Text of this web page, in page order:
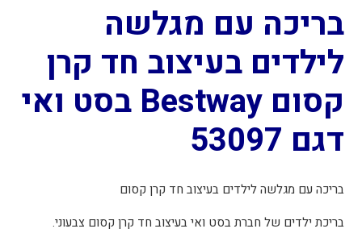
בריכה עם מגלשה
לילדים בעיצוב חד קרן
קסום Bestway בסט ואי
דגם 53097
בריכה עם מגלשה לילדים בעיצוב חד קרן קסום
בריכת ילדים של חברת בסט ואי בעיצוב חד קרן קסום צבעוני.